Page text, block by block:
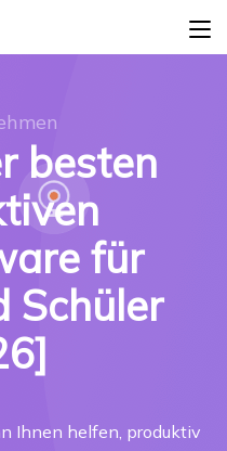
besten
für
Schüler
Ihnen helfen, produktiv